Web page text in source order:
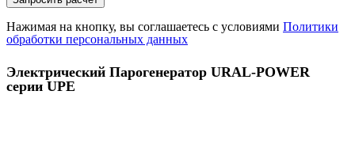
Нажимая на кнопку, вы соглашаетесь с условиями Политики
обработки персональных данных
Электрический Парогенератор URAL-POWER
серии UPE